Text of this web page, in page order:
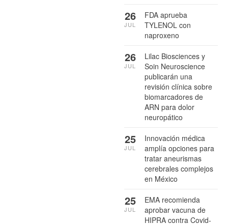
FDA aprueba
TYLENOL con
naproxeno
26
JUL
Lilac Biosciences y
Soin Neuroscience
publicarán una
revisión clínica sobre
biomarcadores de
ARN para dolor
neuropático
26
JUL
Innovación médica
amplía opciones para
tratar aneurismas
cerebrales complejos
en México
25
JUL
EMA recomienda
aprobar vacuna de
HIPRA contra Covid-
25
JUL